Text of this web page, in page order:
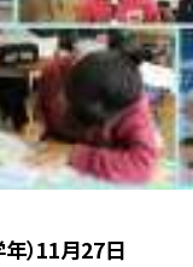
）11月27日